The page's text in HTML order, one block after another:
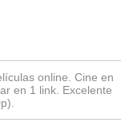
online . Cine en
en 1 link. Excelente